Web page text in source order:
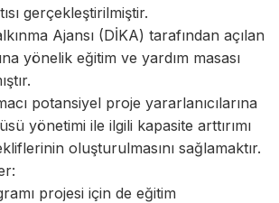
gerçekleştirilmiştir.
Ajansı (DİKA) tarafından açılan
yönelik eğitim ve yardım masası
potansiyel proje yararlanıcılarına
yönetimi ile ilgili kapasite arttırımı
oluşturulmasını sağlamaktır.
projesi için de eğitim